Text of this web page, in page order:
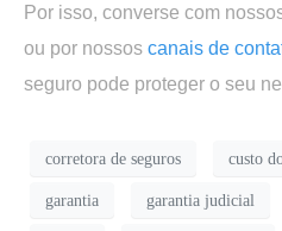
Por isso, converse com
ou por nossos canais de
seguro pode proteger o seu
corretora de seguros custo
garantia garantia judicial